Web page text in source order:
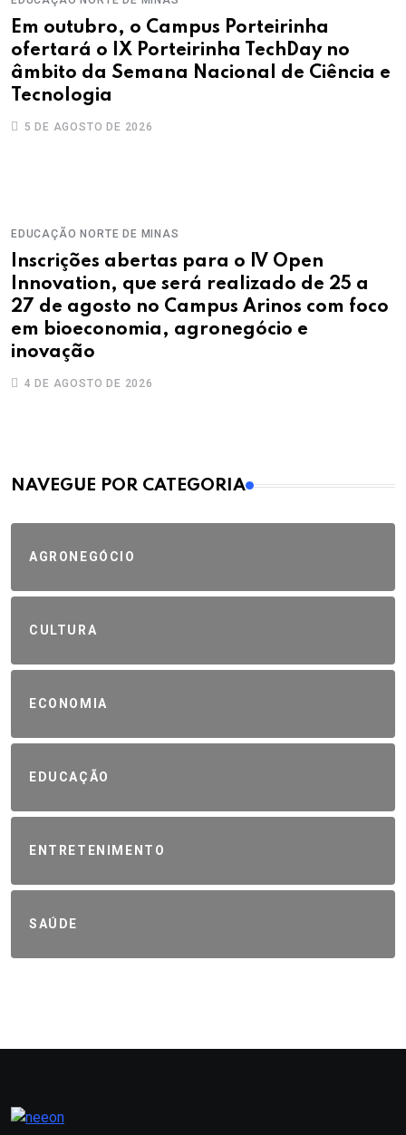
Em outubro, o Campus Porteirinha
ofertará o IX Porteirinha TechDay no
âmbito da Semana Nacional de Ciência e
Tecnologia
5 DE AGOSTO DE 2026
EDUCAÇÃO NORTE DE MINAS
Inscrições abertas para o IV Open
Innovation, que será realizado de 25 a
27 de agosto no Campus Arinos com foco
em bioeconomia, agronegócio e
inovação
4 DE AGOSTO DE 2026
MAIS VISTOS
NAVEGUE POR CATEGORIA
AGRONEGÓCIO
CULTURA
ECONOMIA
EDUCAÇÃO
ENTRETENIMENTO
SAÚDE